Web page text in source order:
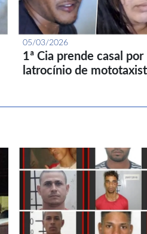
05/03/2026
1ª Cia prende casal por
latrocínio de